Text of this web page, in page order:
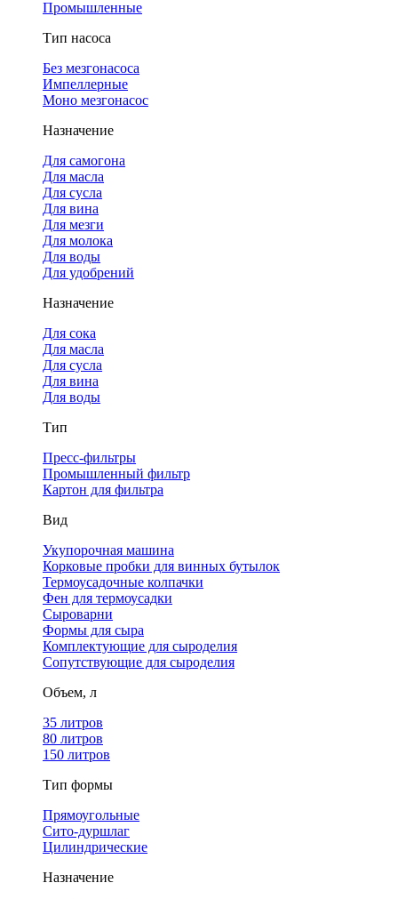
Промышленные
Тип насоса
Без мезгонасоса
Импеллерные
Моно мезгонасос
Назначение
Для самогона
Для масла
Для сусла
Для вина
Для мезги
Для молока
Для воды
Для удобрений
Назначение
Для сока
Для масла
Для сусла
Для вина
Для воды
Тип
Пресс-фильтры
Промышленный фильтр
Картон для фильтра
Вид
Укупорочная машина
Корковые пробки для винных бутылок
Термоусадочные колпачки
Фен для термоусадки
Сыроварни
Формы для сыра
Комплектующие для сыроделия
Сопутствующие для сыроделия
Объем, л
35 литров
80 литров
150 литров
Тип формы
Прямоугольные
Сито-дуршлаг
Цилиндрические
Назначение